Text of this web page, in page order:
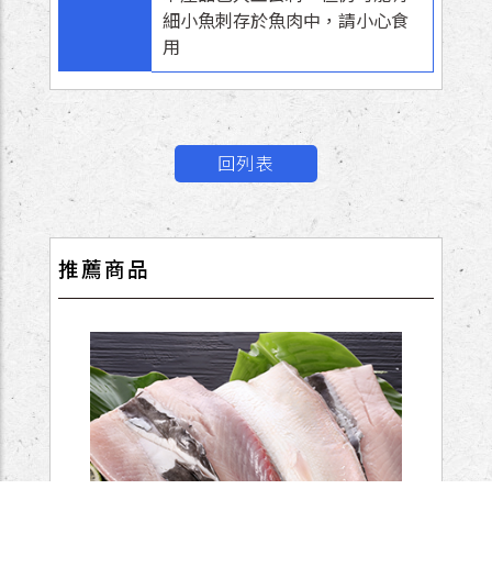
細小魚刺存於魚肉中，請小心食
用
回列表
推薦商品